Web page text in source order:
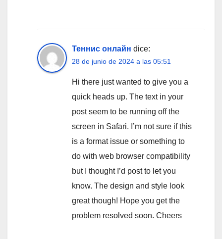
Теннис онлайн dice:
28 de junio de 2024 a las 05:51
Hi there just wanted to give you a
quick heads up. The text in your
post seem to be running off the
screen in Safari. I’m not sure if this
is a format issue or something to
do with web browser compatibility
but I thought I’d post to let you
know. The design and style look
great though! Hope you get the
problem resolved soon. Cheers